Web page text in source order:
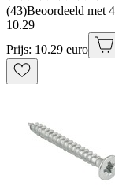
(43)Beoordeeld met
10.29
Prijs: 10.29 euro